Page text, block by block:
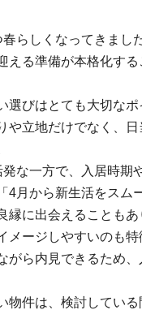
らしくなってきまし
える準備が本格化す
びはとても大切なポ
や立地だけでなく、
な一方で、入居時期
4月から新生活をス
に出会えることもあ
メージしやすいのも特
がら内見できるため
件は、検討してい